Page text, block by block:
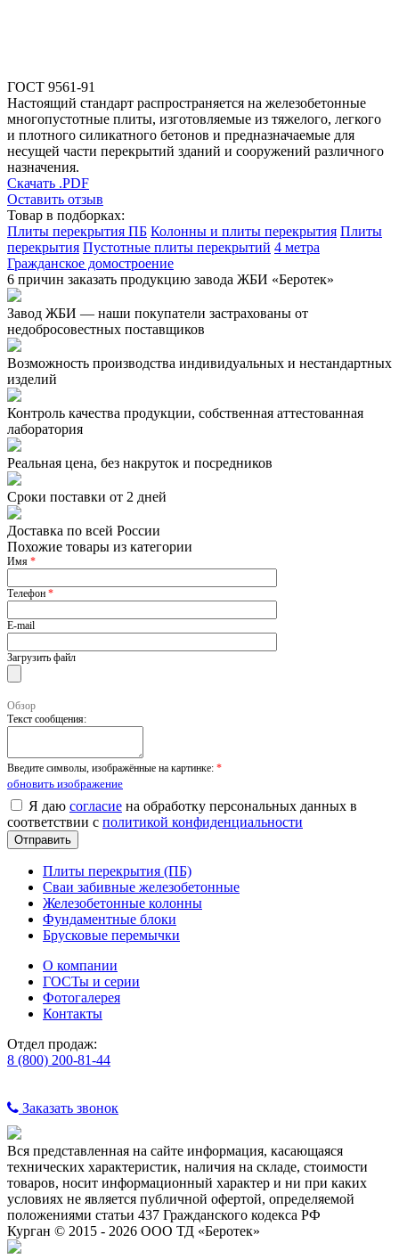
ГОСТ 9561-91
Настоящий стандарт распространяется на железобетонные
многопустотные плиты, изготовляемые из тяжелого, легкого
и плотного силикатного бетонов и предназначаемые для
несущей части перекрытий зданий и сооружений различного
назначения.
Скачать .PDF
Оставить отзыв
Товар в подборках:
Плиты перекрытия ПБ Колонны и плиты перекрытия Плиты
перекрытия Пустотные плиты перекрытий 4 метра
Гражданское домостроение
6 причин заказать продукцию завода ЖБИ «Беротек»
Завод ЖБИ — наши покупатели застрахованы от
недобросовестных поставщиков
Возможность производства индивидуальных и нестандартных
изделий
Контроль качества продукции, собственная аттестованная
лаборатория
Реальная цена, без накруток и посредников
Сроки поставки от 2 дней
Доставка по всей России
Похожие товары из категории
Имя *
Телефон *
E-mail
Загрузить файл
Обзор
Текст сообщения:
Введите символы, изображённые на картинке: *
обновить изображение
Я даю согласие на обработку персональных данных в
соответствии с политикой конфиденциальности
Плиты перекрытия (ПБ)
Сваи забивные железобетонные
Железобетонные колонны
Фундаментные блоки
Брусковые перемычки
О компании
ГОСТы и серии
Фотогалерея
Контакты
Отдел продаж:
8 (800) 200-81-44
Заказать звонок
Вся представленная на сайте информация, касающаяся
технических характеристик, наличия на складе, стоимости
товаров, носит информационный характер и ни при каких
условиях не является публичной офертой, определяемой
положениями статьи 437 Гражданского кодекса РФ
Курган © 2015 - 2026 ООО ТД «Беротек»